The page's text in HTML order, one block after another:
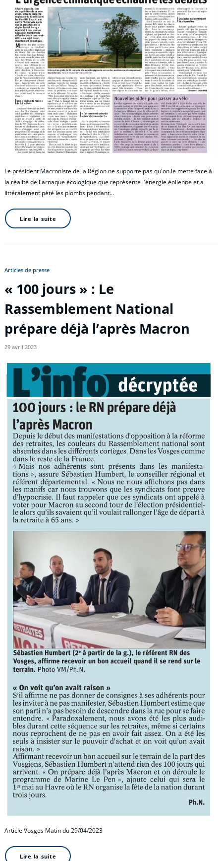
Le président Macroniste de la Région ne supporte pas qu'on le mette face à
la réalité de l'arnaque écologique que représente l'énergie éolienne et a
littéralement pété les plombs pendant…
Lire la suite
Articles de presse
« 100 jours » : Le
Rassemblement National
prépare déjà l’après Macron
29 avril 2023
Article Vosges Matin du 29/04/2023
Lire la suite